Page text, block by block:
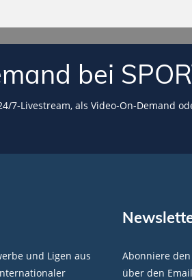
bei
7-Livestream, als Video-On-Demand
und Ligen aus
Abonniere den
über den